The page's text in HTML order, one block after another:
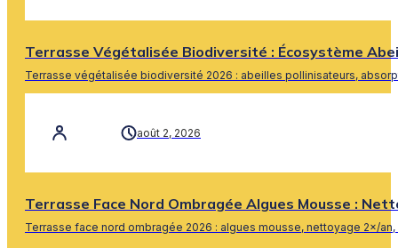
Terrasse Végétalisée Biodiversité : Écosystème
Terrasse végétalisée biodiversité 2026 : abeilles pollinisateurs,
août 2, 2026
Terrasse Face Nord Ombragée Algues Mousse :
Terrasse face nord ombragée 2026 : algues mousse, nettoyage 2×/